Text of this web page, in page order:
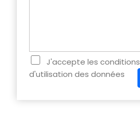
J'accepte les conditions
d'utilisation des données